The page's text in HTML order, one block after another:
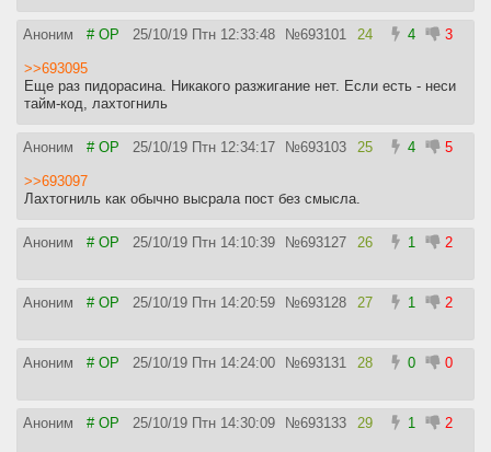
Аноним # OP 25/10/19 Птн 12:33:48 №693101 24 4 3
>>693095
Еще раз пидорасина. Никакого разжигание нет. Если есть - неси
тайм-код, лахтогниль
Аноним # OP 25/10/19 Птн 12:34:17 №693103 25 4 5
>>693097
Лахтогниль как обычно высрала пост без смысла.
Аноним # OP 25/10/19 Птн 14:10:39 №693127 26 1 2
Аноним # OP 25/10/19 Птн 14:20:59 №693128 27 1 2
Аноним # OP 25/10/19 Птн 14:24:00 №693131 28 0 0
Аноним # OP 25/10/19 Птн 14:30:09 №693133 29 1 2